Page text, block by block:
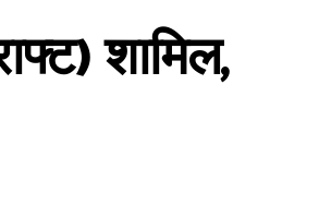
शामिल,